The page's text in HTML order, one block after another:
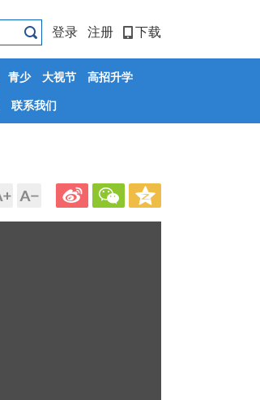
登录 注册 下载
青少 大视节
高招升学
联系我们